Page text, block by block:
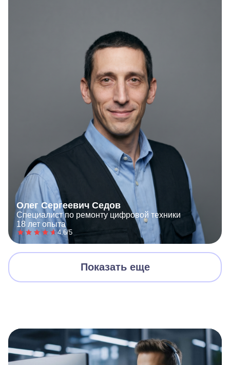
Олег Сергеевич Седов
Специалист по ремонту цифровой техники
18 лет опыта
4.6/5
Показать еще